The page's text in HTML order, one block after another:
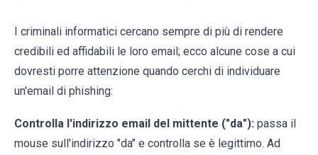
I criminali informatici cercano sempre di più di rendere
credibili ed affidabili le loro email; ecco alcune cose a cui
dovresti porre attenzione quando cerchi di individuare
un'email di phishing:
Controlla l'indirizzo email del mittente ("da"): passa il
mouse sull'indirizzo "da" e controlla se è legittimo. Ad